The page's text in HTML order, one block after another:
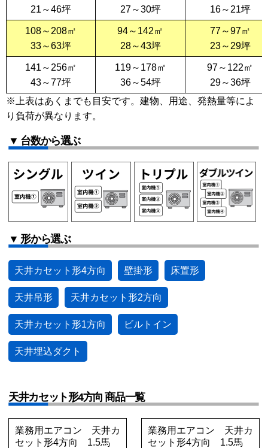
21～46坪
27～30坪
16～21坪
108～208㎡
33～63坪
94～142㎡
28～43坪
77～97㎡
23～29坪
141～256㎡
43～77坪
119～178㎡
36～54坪
97～122㎡
29～36坪
※上表はあくまでも目安です。建物、用途、発熱量等によ
り負荷が異なります。
▼ 台数から選ぶ
▼ 形から選ぶ
天井カセット形4方向 壁掛形 床置形
天井吊形 天井カセット形2方向
天井カセット形1方向 ビルトイン
天井埋込ダクト
天井カセット形4方向 商品一覧
業務用エアコン 天井カ
セット形4方向 1.5馬
業務用エアコン 天井カ
セット形4方向 1.5馬